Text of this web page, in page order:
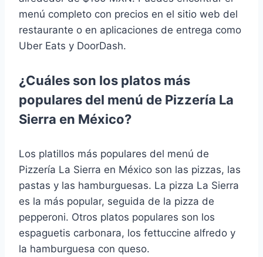
menú completo con precios en el sitio web del
restaurante o en aplicaciones de entrega como
Uber Eats y DoorDash.
¿Cuáles son los platos más
populares del menú de Pizzería La
Sierra en México?
Los platillos más populares del menú de
Pizzería La Sierra en México son las pizzas, las
pastas y las hamburguesas. La pizza La Sierra
es la más popular, seguida de la pizza de
pepperoni. Otros platos populares son los
espaguetis carbonara, los fettuccine alfredo y
la hamburguesa con queso.